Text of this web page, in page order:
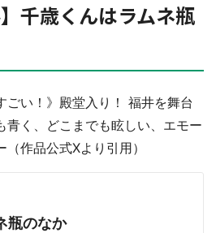
千歳くんはラムネ瓶
ごい！》殿堂入り！ 福井を舞台
青く、どこまでも眩しい、エモー
作品公式Xより引用）
瓶のなか